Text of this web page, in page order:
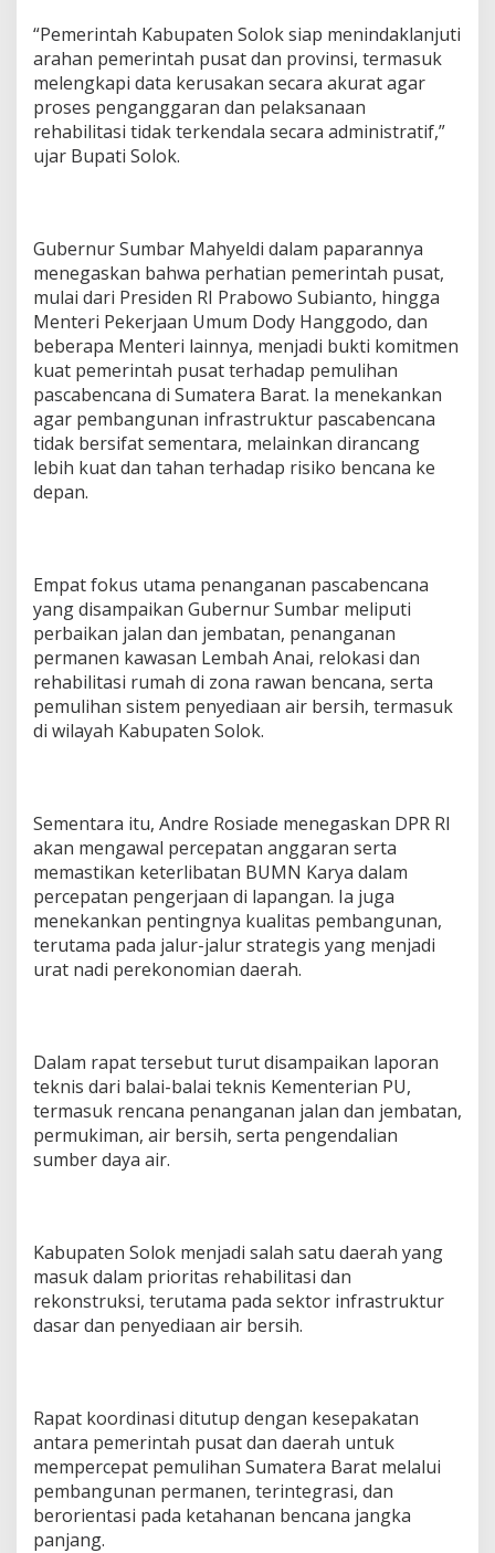
“Pemerintah Kabupaten Solok siap menindaklanjuti
arahan pemerintah pusat dan provinsi, termasuk
melengkapi data kerusakan secara akurat agar
proses penganggaran dan pelaksanaan
rehabilitasi tidak terkendala secara administratif,”
ujar Bupati Solok.
Gubernur Sumbar Mahyeldi dalam paparannya
menegaskan bahwa perhatian pemerintah pusat,
mulai dari Presiden RI Prabowo Subianto, hingga
Menteri Pekerjaan Umum Dody Hanggodo, dan
beberapa Menteri lainnya, menjadi bukti komitmen
kuat pemerintah pusat terhadap pemulihan
pascabencana di Sumatera Barat. Ia menekankan
agar pembangunan infrastruktur pascabencana
tidak bersifat sementara, melainkan dirancang
lebih kuat dan tahan terhadap risiko bencana ke
depan.
Empat fokus utama penanganan pascabencana
yang disampaikan Gubernur Sumbar meliputi
perbaikan jalan dan jembatan, penanganan
permanen kawasan Lembah Anai, relokasi dan
rehabilitasi rumah di zona rawan bencana, serta
pemulihan sistem penyediaan air bersih, termasuk
di wilayah Kabupaten Solok.
Sementara itu, Andre Rosiade menegaskan DPR RI
akan mengawal percepatan anggaran serta
memastikan keterlibatan BUMN Karya dalam
percepatan pengerjaan di lapangan. Ia juga
menekankan pentingnya kualitas pembangunan,
terutama pada jalur-jalur strategis yang menjadi
urat nadi perekonomian daerah.
Dalam rapat tersebut turut disampaikan laporan
teknis dari balai-balai teknis Kementerian PU,
termasuk rencana penanganan jalan dan jembatan,
permukiman, air bersih, serta pengendalian
sumber daya air.
Kabupaten Solok menjadi salah satu daerah yang
masuk dalam prioritas rehabilitasi dan
rekonstruksi, terutama pada sektor infrastruktur
dasar dan penyediaan air bersih.
Rapat koordinasi ditutup dengan kesepakatan
antara pemerintah pusat dan daerah untuk
mempercepat pemulihan Sumatera Barat melalui
pembangunan permanen, terintegrasi, dan
berorientasi pada ketahanan bencana jangka
panjang.